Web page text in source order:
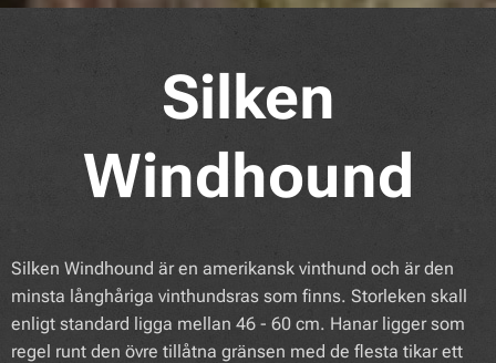
Silken
Windhound
Silken Windhound är en amerikansk vinthund och är den
minsta långhåriga vinthundsras som finns. Storleken skall
enligt standard ligga mellan 46 - 60 cm. Hanar ligger som
regel runt den övre tillåtna gränsen med de flesta tikar ett